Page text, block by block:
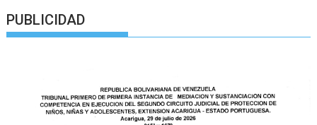
PUBLICIDAD